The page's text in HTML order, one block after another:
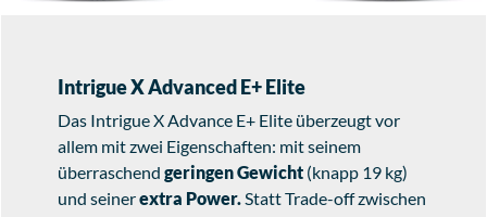
Intrigue X Advanced E+ Elite
Das Intrigue X Advance E+ Elite überzeugt vor
allem mit zwei Eigenschaften: mit seinem
überraschend geringen Gewicht (knapp 19 kg)
und seinerextra Power. Statt Trade-off zwischen